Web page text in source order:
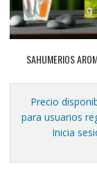
SAHUMERIOS
Precio
para usuarios
Inicia